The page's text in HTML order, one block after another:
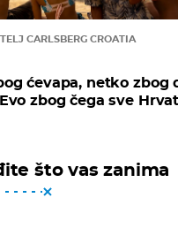
CARLSBERG CROATIA
ćevapa, netko zbog
zbog čega sve
što vas zanima